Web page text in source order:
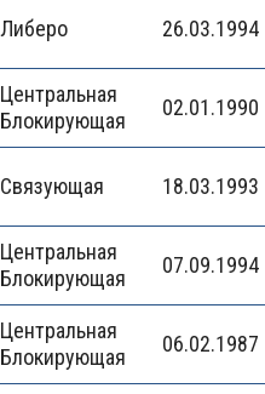
Либеро 26.03.1994
Центральная
Блокирующая
02.01.1990
Связующая 18.03.1993
Центральная
Блокирующая
07.09.1994
Центральная
Блокирующая
06.02.1987